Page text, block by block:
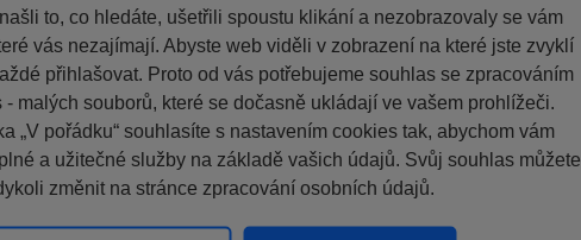
to, co hledáte, ušetřili spoustu klikání a nezobrazovaly se vám
vás nezajímají. Abyste web viděli v zobrazení na které jste zvyklí
přihlašovat. Proto od vás potřebujeme souhlas se zpracováním
- malých souborů, které se dočasně ukládají ve vašem prohlížeči.
„V pořádku“ souhlasíte s nastavením cookies tak, abychom vám
a užitečné služby na základě vašich údajů. Svůj souhlas můžete
změnit na stránce zpracování osobních údajů.